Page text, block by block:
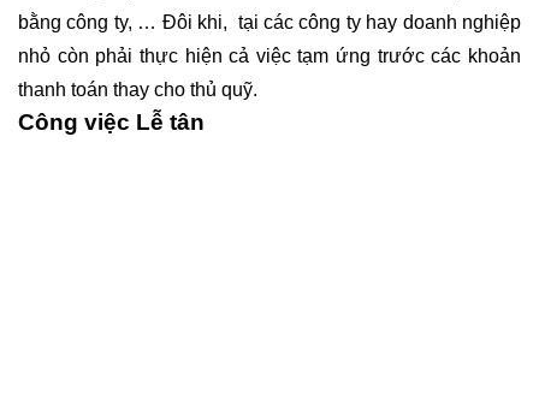
bằng công ty, … Đôi khi, tại các công ty hay doanh nghiệp
nhỏ còn phải thực hiện cả việc tạm ứng trước các khoản
thanh toán thay cho thủ quỹ.
Công việc Lễ tân